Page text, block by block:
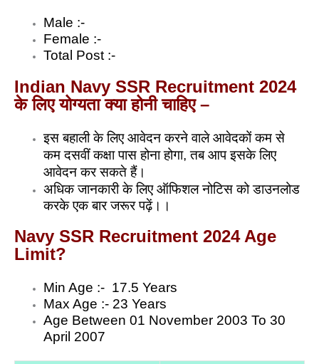
Male :-
Female :-
Total Post :-
Indian Navy SSR Recruitment 2024
के लिए योग्यता क्या होनी चाहिए –
इस बहाली के लिए आवेदन करने वाले आवेदकों कम से
कम दसवीं कक्षा पास होना होगा, तब आप इसके लिए
आवेदन कर सकते हैं।
अधिक जानकारी के लिए ऑफिशल नोटिस को डाउनलोड
करके एक बार जरूर पढ़ें।।
Navy SSR Recruitment 2024 Age
Limit?
Min Age :- 17.5 Years
Max Age :- 23 Years
Age Between 01 November 2003 To 30
April 2007